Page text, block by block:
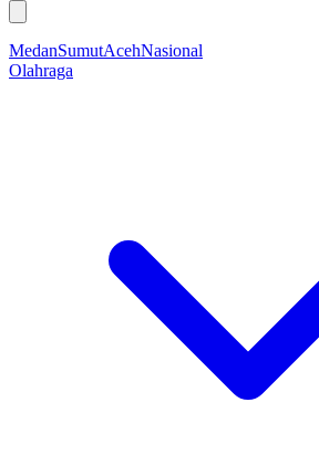
MedanSumutAcehNasional
Olahraga